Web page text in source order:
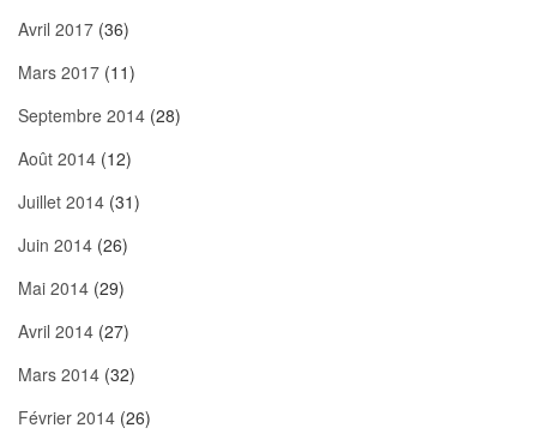
Avril 2017 (36)
Mars 2017 (11)
Septembre 2014 (28)
Août 2014 (12)
Juillet 2014 (31)
Juin 2014 (26)
Mai 2014 (29)
Avril 2014 (27)
Mars 2014 (32)
Février 2014 (26)